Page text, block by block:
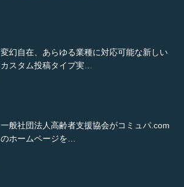
変幻自在、あらゆる業種に対応可能な新しい
カスタム投稿タイプ実…
一般社団法人高齢者支援協会がコミュパ.com
のホームページを…